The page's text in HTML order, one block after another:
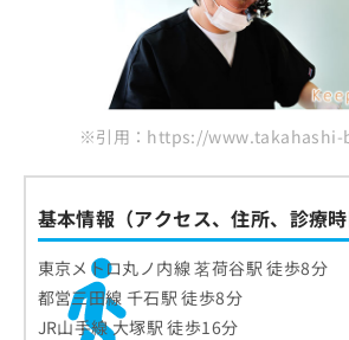
※引用：https://www.takahashi-
基本情報（アクセス、住所、診療時
東京メトロ丸ノ内線 茗荷谷駅 徒歩8分
都営三田線 千石駅 徒歩8分
JR山手線 大塚駅 徒歩16分